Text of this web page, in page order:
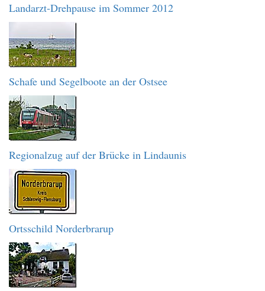
Landarzt-Drehpause im Sommer 2012
Schafe und Segelboote an der Ostsee
Regionalzug auf der Brücke in Lindaunis
Ortsschild Norderbrarup